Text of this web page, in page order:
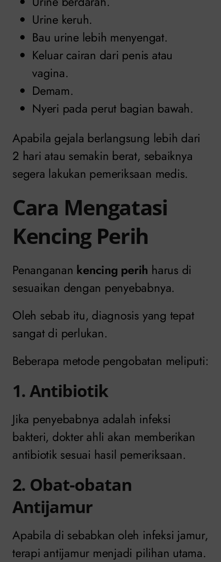
Urine keruh.
Bau urine lebih menyengat.
Keluar cairan dari penis atau
vagina.
Demam.
Nyeri pada perut bagian bawah.
Apabila gejala berlangsung lebih dari
2 hari atau semakin berat, sebaiknya
segera lakukan pemeriksaan medis.
Cara Mengatasi
Kencing Perih
Penanganan kencing perih harus di
sesuaikan dengan penyebabnya.
Oleh sebab itu, diagnosis yang tepat
sangat di perlukan.
Beberapa metode pengobatan meliputi:
1. Antibiotik
Jika penyebabnya adalah infeksi
bakteri, dokter ahli akan memberikan
antibiotik sesuai hasil pemeriksaan.
2. Obat-obatan
Antijamur
Apabila di sebabkan oleh infeksi jamur,
terapi antijamur menjadi pilihan utama.